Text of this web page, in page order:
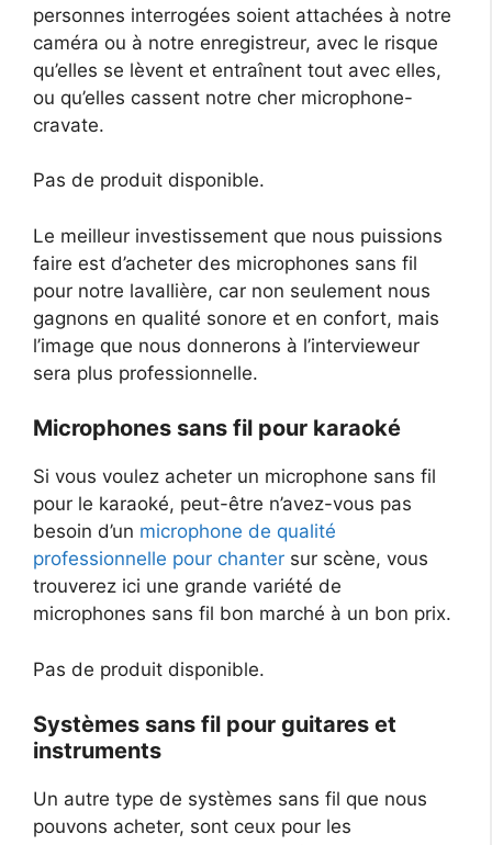
personnes interrogées soient attachées à notre
caméra ou à notre enregistreur, avec le risque
qu’elles se lèvent et entraînent tout avec elles,
ou qu’elles cassent notre cher microphone-
cravate.
Pas de produit disponible.
Le meilleur investissement que nous puissions
faire est d’acheter des microphones sans fil
pour notre lavallière, car non seulement nous
gagnons en qualité sonore et en confort, mais
l’image que nous donnerons à l’intervieweur
sera plus professionnelle.
Microphones sans fil pour karaoké
Si vous voulez acheter un microphone sans fil
pour le karaoké, peut-être n’avez-vous pas
besoin d’un microphone de qualité
professionnelle pour chanter sur scène, vous
trouverez ici une grande variété de
microphones sans fil bon marché à un bon prix.
Pas de produit disponible.
Systèmes sans fil pour guitares et
instruments
Un autre type de systèmes sans fil que nous
pouvons acheter, sont ceux pour les